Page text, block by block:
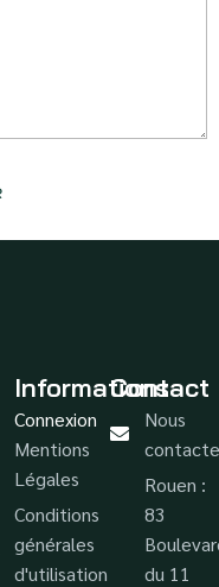
Informations
Connexion
Mentions
Légales
Conditions
générales
d'utilisation
Contact
Nous
Rouen :
83
du 11